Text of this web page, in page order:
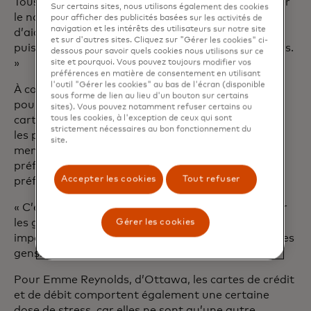
le nom qui leur ressemble – c’est une autre façon
d’aider à atténuer l’anxiété financière afin qu’ils
puissent se concentrer sur leurs objectifs financiers.
»
À compter de ce mois-ci, les clients de BMO
pourront utiliser le nom de leur choix sur leurs
cartes de débit et de crédit pour les particuliers et
les petites entreprises, ainsi que sur leur relevé
mensuel. Ils peuvent également choisir d’utiliser le
préfixe non spécifique au genre Mx. au lieu d’un
préfixe tel que M. ou Mme.
« C’est une petite chose qui signifie beaucoup pour
les gens », dit DiGiuseppe. « Cela peut avoir un
impact énorme sur la santé mentale et l’identité des
gens. C’est tellement affirmatif.
Pour Emme Reynolds, d’Ottawa, les cartes de crédit
et de débit comportent également une certaine
Sur certains sites, nous utilisons également des cookies
pour afficher des publicités basées sur les activités de
navigation et les intérêts des utilisateurs sur notre site
et sur d'autres sites. Cliquez sur "Gérer les cookies" ci-
dessous pour savoir quels cookies nous utilisons sur ce
site et pourquoi. Vous pouvez toujours modifier vos
préférences en matière de consentement en utilisant
l'outil "Gérer les cookies" au bas de l'écran (disponible
sous forme de lien au lieu d'un bouton sur certains
sites). Vous pouvez notamment refuser certains ou
tous les cookies, à l'exception de ceux qui sont
strictement nécessaires au bon fonctionnement du
site.
Accepter les cookies Tout refuser
Gérer les cookies